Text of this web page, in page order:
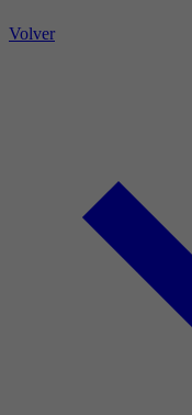
Volver